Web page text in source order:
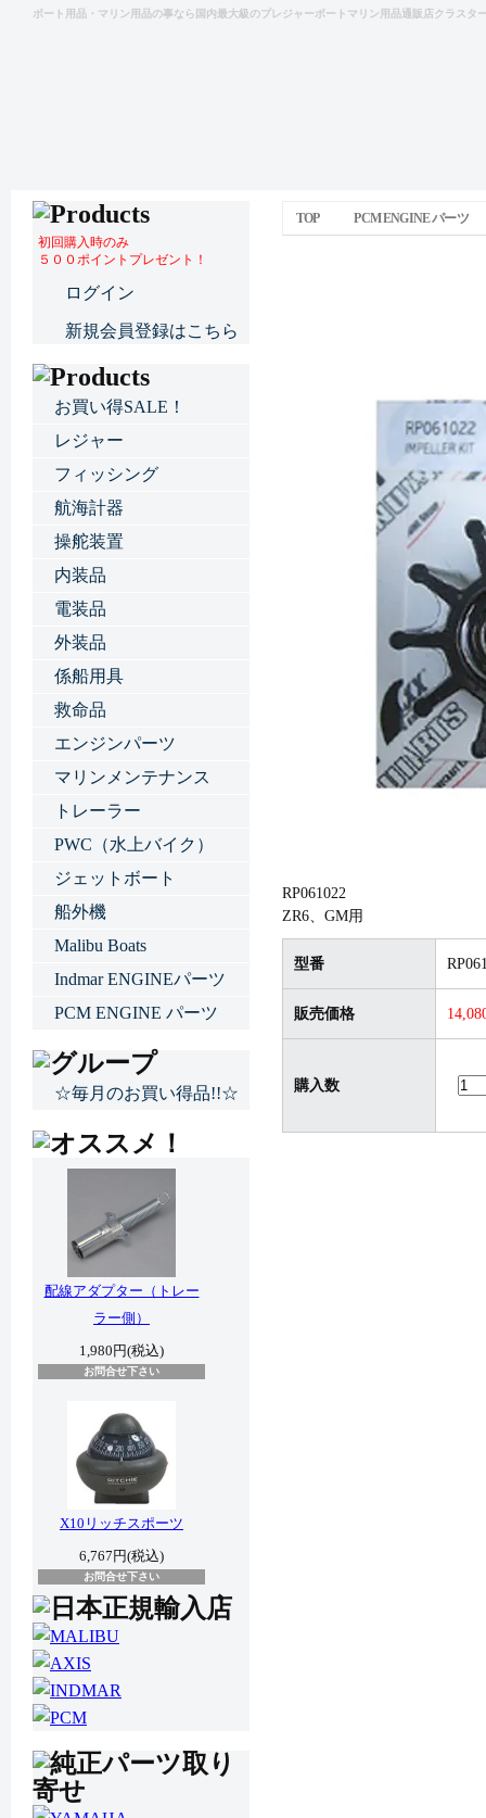
ボート用品・マリン用品の事なら国内最大級のプレジャーボートマリン用品通販店クラスタ
TOP PCM ENGINE パーツ
RP061022
ZR6、GM用
型番
販売価格
購入数
初回購入時のみ
５００ポイントプレゼント！
ログイン
新規会員登録はこちら
お買い得SALE！
レジャー
フィッシング
航海計器
操舵装置
内装品
電装品
外装品
係船用具
救命品
エンジンパーツ
マリンメンテナンス
トレーラー
PWC（水上バイク）
ジェットボート
船外機
Malibu Boats
Indmar ENGINEパーツ
PCM ENGINE パーツ
☆毎月のお買い得品!!☆
配線アダプター（トレー
ラー側）
1,980円(税込)
お問合せ下さい
X10リッチスポーツ
6,767円(税込)
お問合せ下さい